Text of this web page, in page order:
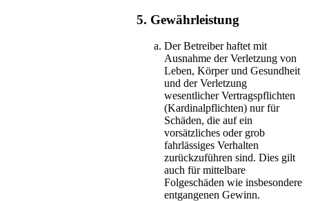
5. Gewährleistung
Der Betreiber haftet mit
Ausnahme der Verletzung von
Leben, Körper und Gesundheit
und der Verletzung
wesentlicher Vertragspflichten
(Kardinalpflichten) nur für
Schäden, die auf ein
vorsätzliches oder grob
fahrlässiges Verhalten
zurückzuführen sind. Dies gilt
auch für mittelbare
Folgeschäden wie insbesondere
entgangenen Gewinn.